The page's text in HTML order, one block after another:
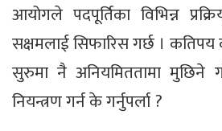
आयोगले पदपूर्तिका विभिन्न
सक्षमलाई सिफारिस गर्छ । कतिपय
सुरुमा नै अनियमिततामा
नियन्त्रण गर्न के गर्नुपर्ला ?